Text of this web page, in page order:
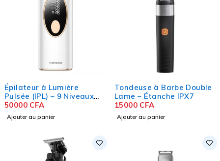
Épilateur à Lumière
Pulsée (IPL) – 9 Niveaux
d’Énergie Refroidissement
Intégré
50000 CFA
Ajouter au panier
Tondeuse à Barbe Double
Lame – Étanche IPX7
15000 CFA
Ajouter au panier